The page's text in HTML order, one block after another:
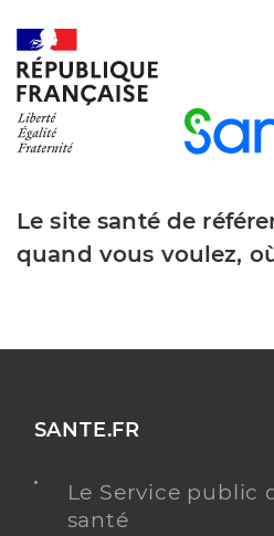
Le site santé de
quand vous voulez,
SANTE.FR
Le Service public
santé